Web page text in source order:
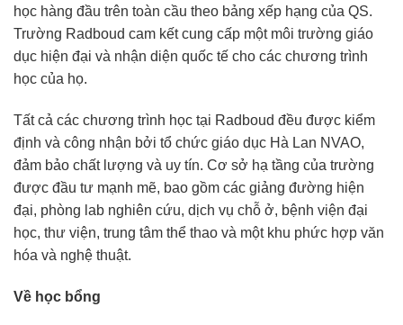
học hàng đầu trên toàn cầu theo bảng xếp hạng của QS.
Trường Radboud cam kết cung cấp một môi trường giáo
dục hiện đại và nhận diện quốc tế cho các chương trình
học của họ.
Tất cả các chương trình học tại Radboud đều được kiểm
định và công nhận bởi tổ chức giáo dục Hà Lan NVAO,
đảm bảo chất lượng và uy tín. Cơ sở hạ tầng của trường
được đầu tư mạnh mẽ, bao gồm các giảng đường hiện
đại, phòng lab nghiên cứu, dịch vụ chỗ ở, bệnh viện đại
học, thư viện, trung tâm thể thao và một khu phức hợp văn
hóa và nghệ thuật.
Về học bổng